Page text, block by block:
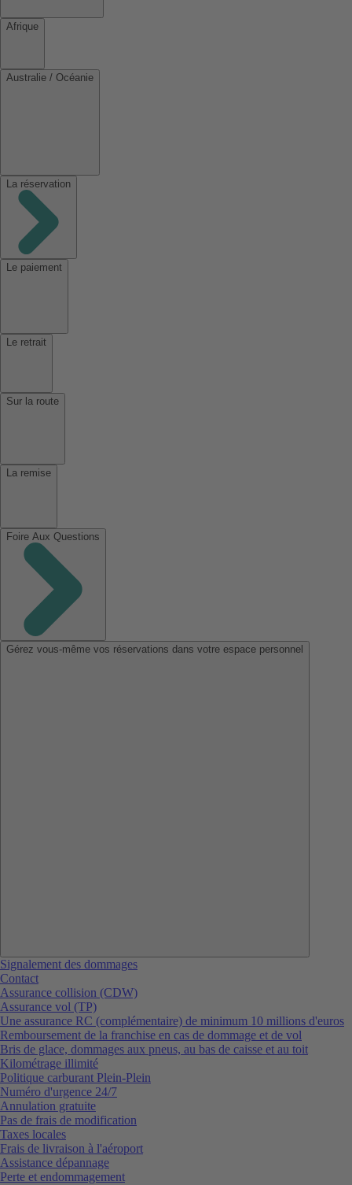
Afrique
Australie / Océanie
La réservation
Le paiement
Le retrait
Sur la route
La remise
Foire Aux Questions
Gérez vous-même vos réservations dans votre espace personnel
Signalement des dommages
Contact
Assurance collision (CDW)
Assurance vol (TP)
Une assurance RC (complémentaire) de minimum 10 millions d'euros
Remboursement de la franchise en cas de dommage et de vol
Bris de glace, dommages aux pneus, au bas de caisse et au toit
Kilométrage illimité
Politique carburant Plein-Plein
Numéro d'urgence 24/7
Annulation gratuite
Pas de frais de modification
Taxes locales
Frais de livraison à l'aéroport
Assistance dépannage
Perte et endommagement